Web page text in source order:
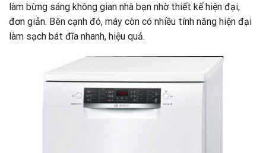
làm bừng sáng không gian nhà bạn nhờ thiết kế hiện đại,
đơn giản. Bên cạnh đó, máy còn có nhiều tính năng hiện đại
làm sạch bát đĩa nhanh, hiệu quả.